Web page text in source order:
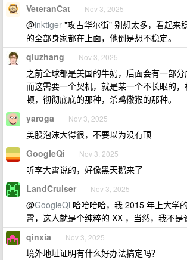
VeteranCat Nov 3, 2025
@inktiger "攻占华尔街" 别想太多，看起来
的全部身家都在上面，他倒是想不稳定。
qiuzhang Nov 3, 2025
之前全球都是美国的牛奶，后面会有一部分
而这需要一个契机，就是某一个不长眼的
顿，彻彻底底的那种，杀鸡儆猴的那种。
yaroga Nov 3, 2025
美股泡沫大得很，不要以为没有顶
GoogleQi Nov 3, 2025
听李大霄说的，好像黑天鹅来了
LandCruiser Nov 3, 2025
@GoogleQi 哈哈哈哈，我 2015 年上大学
霄，这人就是个纯粹的 XX ，当然，我不是
qinxia Nov 3, 2025
境外地址证明有什么好办法搞定吗？